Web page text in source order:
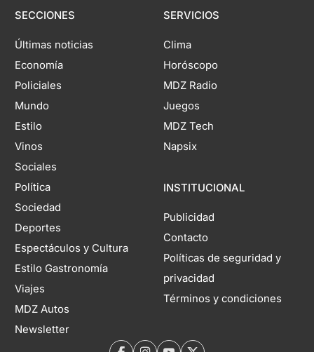
SECCIONES
Últimas noticias
Economía
Policiales
Mundo
Estilo
Vinos
Sociales
Política
Sociedad
Deportes
Espectáculos y Cultura
Estilo Gastronomía
Viajes
MDZ Autos
Newsletter
SERVICIOS
Clima
Horóscopo
MDZ Radio
Juegos
MDZ Tech
Napsix
INSTITUCIONAL
Publicidad
Contacto
Políticas de seguridad y
privacidad
Términos y condiciones